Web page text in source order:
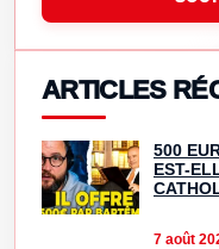
ARTICLES
500
EST-
7 août